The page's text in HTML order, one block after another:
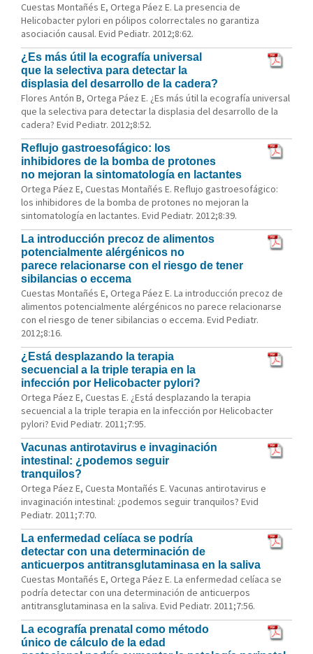
Cuestas Montañés E, Ortega Páez E. La presencia de
Helicobacter pylori en pólipos colorrectales no garantiza
asociación causal. Evid Pediatr. 2012;8:62.
¿Es más útil la ecografía universal
que la selectiva para detectar la
displasia del desarrollo de la cadera?
Flores Antón B, Ortega Páez E. ¿Es más útil la ecografía universal
que la selectiva para detectar la displasia del desarrollo de la
cadera? Evid Pediatr. 2012;8:52.
Reflujo gastroesofágico: los
inhibidores de la bomba de protones
no mejoran la sintomatología en lactantes
Ortega Páez E, Cuestas Montañés E. Reflujo gastroesofágico:
los inhibidores de la bomba de protones no mejoran la
sintomatología en lactantes. Evid Pediatr. 2012;8:39.
La introducción precoz de alimentos
potencialmente alérgénicos no
parece relacionarse con el riesgo de tener
sibilancias o eccema
Cuestas Montañés E, Ortega Páez E. La introducción precoz de
alimentos potencialmente alérgénicos no parece relacionarse
con el riesgo de tener sibilancias o eccema. Evid Pediatr.
2012;8:16.
¿Está desplazando la terapia
secuencial a la triple terapia en la
infección por Helicobacter pylori?
Ortega Páez E, Cuestas E. ¿Está desplazando la terapia
secuencial a la triple terapia en la infección por Helicobacter
pylori? Evid Pediatr. 2011;7:95.
Vacunas antirotavirus e invaginación
intestinal: ¿podemos seguir
tranquilos?
Ortega Páez E, Cuesta Montañés E. Vacunas antirotavirus e
invaginación intestinal: ¿podemos seguir tranquilos? Evid
Pediatr. 2011;7:70.
La enfermedad celíaca se podría
detectar con una determinación de
anticuerpos antitransglutaminasa en la saliva
Cuestas Montañés E, Ortega Páez E. La enfermedad celíaca se
podría detectar con una determinación de anticuerpos
antitransglutaminasa en la saliva. Evid Pediatr. 2011;7:56.
La ecografía prenatal como método
único de cálculo de la edad